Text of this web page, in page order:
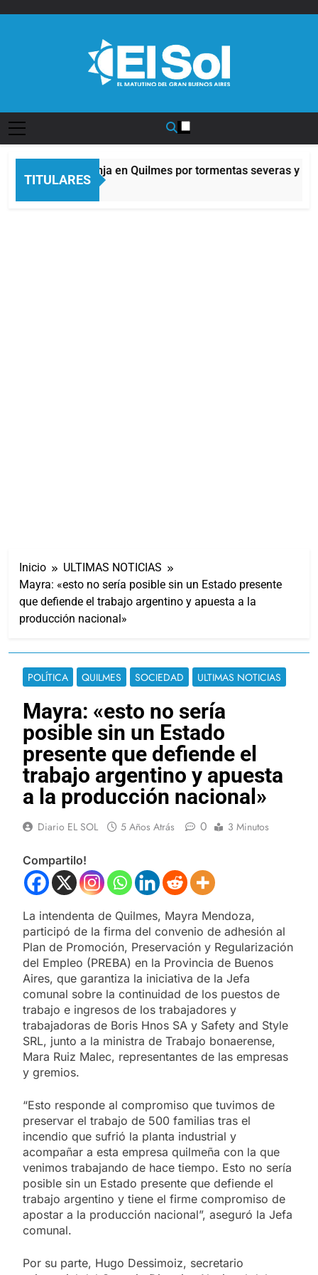
TITULARES
Alerta naranja en Quilmes por tormentas severas y
3 Horas Atrás
Inicio
ULTIMAS NOTICIAS
Mayra: «esto no sería posible sin un Estado presente
que defiende el trabajo argentino y apuesta a la
producción nacional»
POLÍTICA QUILMES SOCIEDAD ULTIMAS NOTICIAS
Mayra: «esto no sería
posible sin un Estado
presente que defiende el
trabajo argentino y apuesta
a la producción nacional»
Diario EL SOL 5 Años Atrás 0 3 Minutos
Compartilo!
La intendenta de Quilmes, Mayra Mendoza,
participó de la firma del convenio de adhesión al
Plan de Promoción, Preservación y Regularización
del Empleo (PREBA) en la Provincia de Buenos
Aires, que garantiza la iniciativa de la Jefa
comunal sobre la continuidad de los puestos de
trabajo e ingresos de los trabajadores y
trabajadoras de Boris Hnos SA y Safety and Style
SRL, junto a la ministra de Trabajo bonaerense,
Mara Ruiz Malec, representantes de las empresas
y gremios.
“Esto responde al compromiso que tuvimos de
preservar el trabajo de 500 familias tras el
incendio que sufrió la planta industrial y
acompañar a esta empresa quilmeña con la que
venimos trabajando de hace tiempo. Esto no sería
posible sin un Estado presente que defiende el
trabajo argentino y tiene el firme compromiso de
apostar a la producción nacional”, aseguró la Jefa
comunal.
Por su parte, Hugo Dessimoiz, secretario